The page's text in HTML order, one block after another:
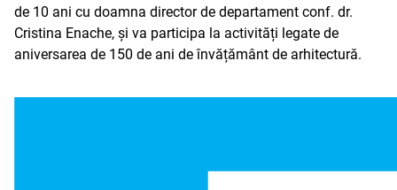
de 10 ani cu doamna director de departament conf. dr.
Cristina Enache, și va participa la activități legate de
aniversarea de 150 de ani de învățământ de arhitectură.